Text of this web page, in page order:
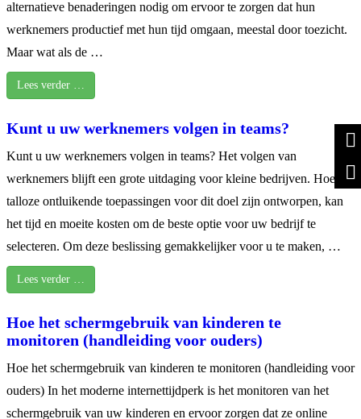
alternatieve benaderingen nodig om ervoor te zorgen dat hun
werknemers productief met hun tijd omgaan, meestal door toezicht.
Maar wat als de …
Lees verder …
Kunt u uw werknemers volgen in teams?
Kunt u uw werknemers volgen in teams? Het volgen van
werknemers blijft een grote uitdaging voor kleine bedrijven. Hoewel
talloze ontluikende toepassingen voor dit doel zijn ontworpen, kan
het tijd en moeite kosten om de beste optie voor uw bedrijf te
selecteren. Om deze beslissing gemakkelijker voor u te maken, …
Lees verder …
Hoe het schermgebruik van kinderen te
monitoren (handleiding voor ouders)
Hoe het schermgebruik van kinderen te monitoren (handleiding voor
ouders) In het moderne internettijdperk is het monitoren van het
schermgebruik van uw kinderen en ervoor zorgen dat ze online